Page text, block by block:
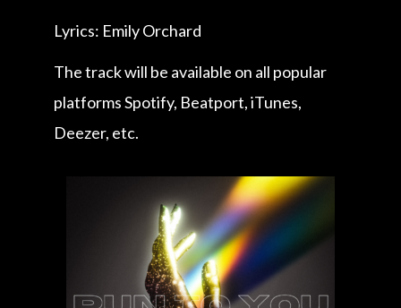
Lyrics: Emily Orchard
The track will be available on all popular
platforms Spotify, Beatport, iTunes,
Deezer, etc.